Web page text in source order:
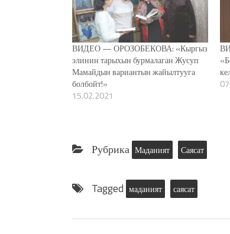
ВИДЕО — ОРОЗОБЕКОВА: «Кыргыз
элинин тарыхын бурмалаган Жусуп
Мамайдын вариантын жайылтууга
болбойт!»
15.02.2021
Рубрика Маданият Саясат
Tagged маданият саясат